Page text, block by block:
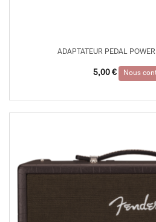
ADAPTATEUR PEDAL
5,00 € Nous